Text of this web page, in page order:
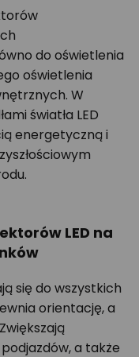
do oświetlenia
oświetlenia
W
światła LED
energetyczną i
LED na
się do wszystkich
orientację, a
a także